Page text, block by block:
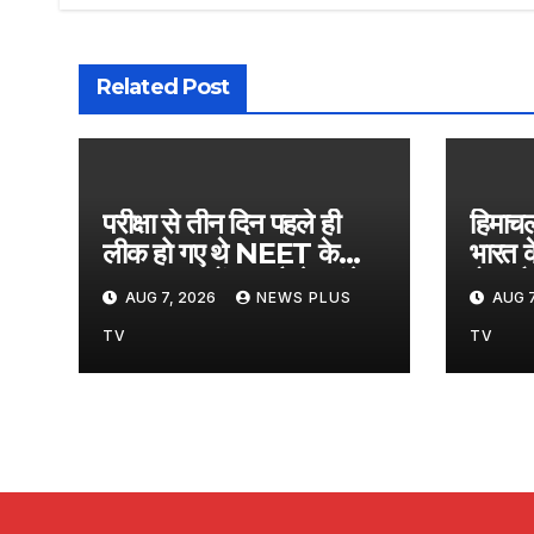
Related Post
परीक्षा से तीन दिन पहले ही
लीक हो गए थे NEET के
सवाल, छात्रों तक कैसे पहुंचे?
CBI की चार्जशीट में बड़े
खुलासे​on August 7,
2026 at 10:47 am
AUG 7, 2026 NEWS PLUS
TV
भारत
रोम
कई
के IFS
AUG
TV